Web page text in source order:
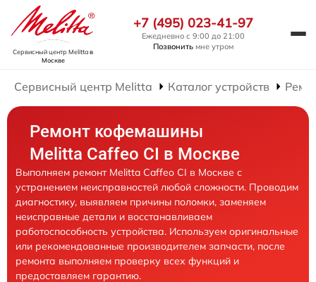
Сервисный центр Melittaв
Москве
+7 (495) 023-41-97
Ежедневно с 9:00 до 21:00
Позвонить мне утром
Сервисный центр Melitta Каталог устройств
Ремонт кофемашины
Melitta Caffeo CI в Москве
Выполняем ремонт Melitta Caffeo CI в Москве с
устранением неисправностей любой сложности. Проводим
диагностику, выявляем причины поломки, заменяем
неисправные детали и восстанавливаем
работоспособность устройства. Используем оригинальные
или рекомендованные производителем запчасти, после
ремонта выполняем проверку всех функций и
предоставляем гарантию.